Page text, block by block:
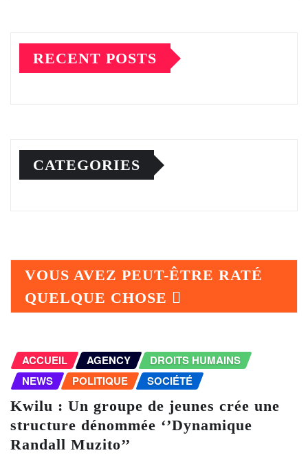
RECENT POSTS
CATEGORIES
VOUS AVEZ PEUT-ÊTRE RATÉ
QUELQUE CHOSE
ACCUEIL AGENCY
DROITS HUMAINS
NEWS
POLITIQUE SOCIÉTÉ
Kwilu : Un groupe de jeunes crée une
structure dénommée ‘’Dynamique
Randall Muzito’’